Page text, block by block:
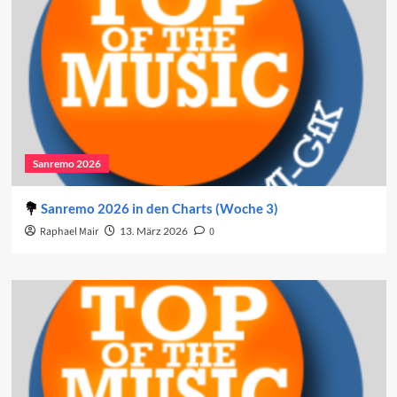
Sanremo 2026
Sanremo 2026 in den Charts (Woche 3)
Raphael Mair 13. März 2026 0